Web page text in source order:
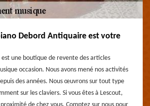
Debord Antiquaire est votre
une boutique de revente des articles
occasion. Nous avons mené nos activités
des années. Nous œuvrons sur tout type
sur les claviers. Si vous êtes à Lescout,